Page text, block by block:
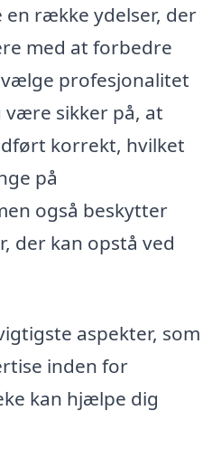
række ydelser, der
med at forbedre
profesjonalitet
sikker på, at
korrekt, hvilket
på
også beskytter
der kan opstå ved
aspekter, som
inden for
kan hjælpe dig